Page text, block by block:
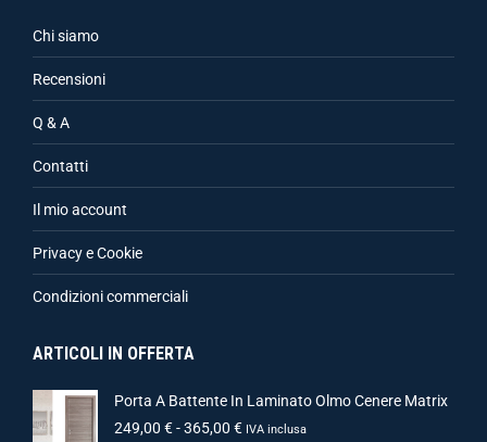
Chi siamo
Recensioni
Q & A
Contatti
Il mio account
Privacy e Cookie
Condizioni commerciali
ARTICOLI IN OFFERTA
Porta A Battente In Laminato Olmo Cenere Matrix
249,00 €-365,00 € IVA inclusa